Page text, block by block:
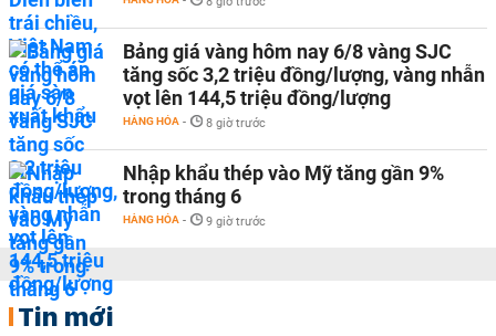
Bảng giá vàng hôm nay 6/8 vàng SJC
tăng sốc 3,2 triệu đồng/lượng, vàng nhẫn
vọt lên 144,5 triệu đồng/lượng
HÀNG HÓA - 8 giờ trước
Nhập khẩu thép vào Mỹ tăng gần 9%
trong tháng 6
HÀNG HÓA - 9 giờ trước
Tin mới